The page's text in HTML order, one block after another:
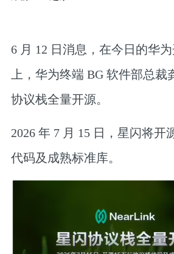
6 月 12 日消息，在今日的华
上，华为终端 BG 软件部总裁
协议栈全量开源。
2026 年 7 月 15 日，星闪将开
代码及成熟标准库。